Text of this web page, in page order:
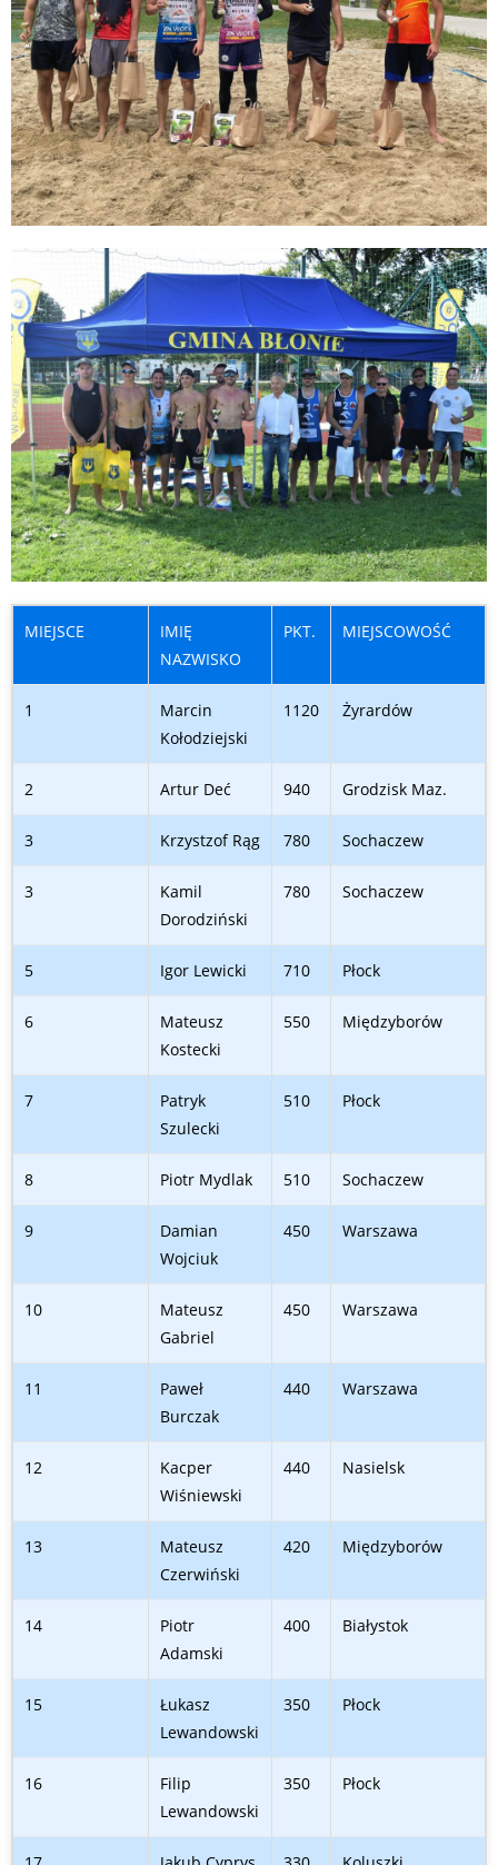
MIEJSCE
IMIĘ
NAZWISKO
PKT. MIEJSCOWOŚĆ
1
Marcin
Kołodziejski
1120 Żyrardów
2 Artur Deć 940 Grodzisk Maz.
3 Krzystzof Rąg 780 Sochaczew
3
Kamil
Dorodziński
780 Sochaczew
5 Igor Lewicki 710 Płock
6
Mateusz
Kostecki
550 Międzyborów
7
Patryk
Szulecki
510 Płock
8 Piotr Mydlak 510 Sochaczew
9
Damian
Wojciuk
450 Warszawa
10
Mateusz
Gabriel
450 Warszawa
11
Paweł
Burczak
440 Warszawa
12
Kacper
Wiśniewski
440 Nasielsk
13
Mateusz
Czerwiński
420 Międzyborów
14
Piotr
Adamski
400 Białystok
15
Łukasz
Lewandowski
350 Płock
16
Filip
Lewandowski
350 Płock